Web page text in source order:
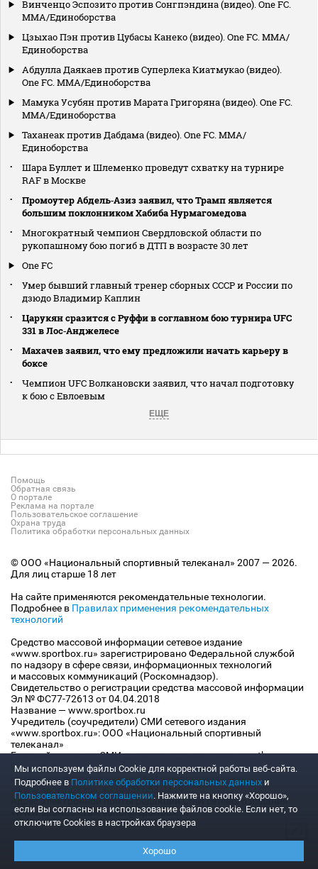
Винченцо Эспозито против Сонгпэндина (видео). One FC.
MMA/Единоборства
Цзыхао Пэн против Цубасы Канеко (видео). One FC. MMA/
Единоборства
Абдулла Даякаев против Суперлека Киатмукао (видео).
One FC. MMA/Единоборства
Мамука Усубян против Марата Григоряна (видео). One FC.
MMA/Единоборства
Таханеак против Дабдама (видео). One FC. MMA/
Единоборства
Шара Буллет и Шлеменко проведут схватку на турнире
RAF в Москве
Промоутер Абдель‑Азиз заявил, что Трамп является
большим поклонником Хабиба Нурмагомедова
Многократный чемпион Свердловской области по
рукопашному бою погиб в ДТП в возрасте 30 лет
One FC
Умер бывший главный тренер сборных СССР и России по
дзюдо Владимир Каплин
Царукян сразится с Руффи в соглавном бою турнира UFC
331 в Лос‑Анджелесе
Махачев заявил, что ему предложили начать карьеру в
боксе
Чемпион UFC Волкановски заявил, что начал подготовку
к бою с Евлоевым
ЕЩЕ
Помощь
Обратная связь
О портале
Реклама на портале
Пользовательское соглашение
Охрана труда
Политика обработки персональных данных
© ООО «Национальный спортивный телеканал» 2007 — 2026.
Для лиц старше 18 лет
На сайте применяются рекомендательные технологии.
Подробнее в Правилах применения рекомендательных
технологий
Средство массовой информации сетевое издание
«www.sportbox.ru» зарегистрировано Федеральной службой
по надзору в сфере связи, информационных технологий
и массовых коммуникаций (Роскомнадзор).
Свидетельство о регистрации средства массовой информации
Эл № ФС77-72613 от 04.04.2018
Название — www.sportbox.ru
Учредитель (соучредители) СМИ сетевого издания
«www.sportbox.ru»: ООО «Национальный спортивный
телеканал»
Главный редактор СМИ сетевого издания «www.sportbox.ru»:
Конов В.А.
Номер телефона редакции СМИ сетевого издания
«www.sportbox.ru»: +7 (495) 653 8419
Адрес электронной почты редакции СМИ сетевого издания
«www.sportbox.ru»: editor@sportbox.ru
Мы используем файлы Сookie для корректной работы веб-сайта.
Подробнее в Политике обработки персональных данных и
Пользовательском соглашении. Нажмите на кнопку «Хорошо»,
если Вы согласны на использование файлов cookie. Если нет, то
отключите Cookies в настройках браузера
Хорошо